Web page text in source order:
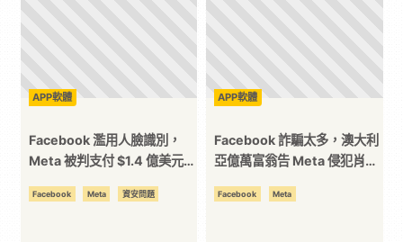
APP軟體
Facebook 濫用人臉識別，
Meta 被判支付 $1.4 億美元和
Facebook Meta 資安問題
APP軟體
Facebook 詐騙太多，澳大利
亞億萬富翁告 Meta 侵犯肖像
Facebook Meta